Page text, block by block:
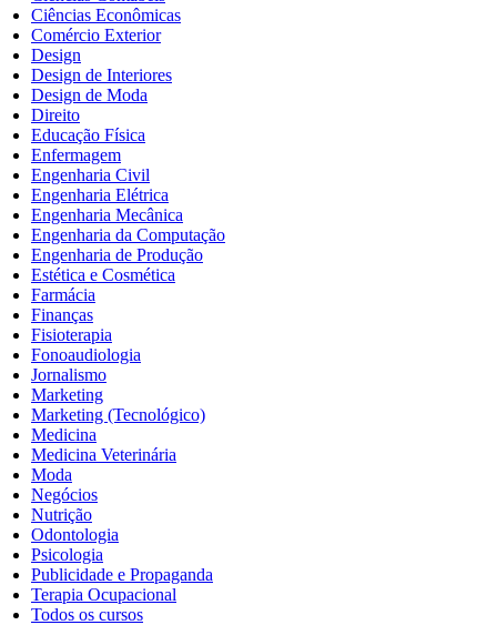
Ciências Econômicas
Comércio Exterior
Design
Design de Interiores
Design de Moda
Direito
Educação Física
Enfermagem
Engenharia Civil
Engenharia Elétrica
Engenharia Mecânica
Engenharia da Computação
Engenharia de Produção
Estética e Cosmética
Farmácia
Finanças
Fisioterapia
Fonoaudiologia
Jornalismo
Marketing
Marketing (Tecnológico)
Medicina
Medicina Veterinária
Moda
Negócios
Nutrição
Odontologia
Psicologia
Publicidade e Propaganda
Terapia Ocupacional
Todos os cursos